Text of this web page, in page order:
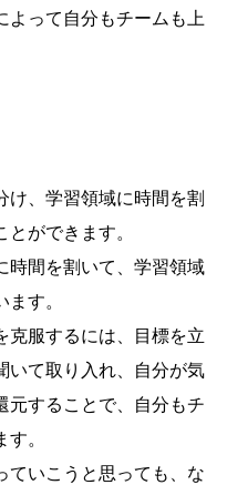
よって自分もチームも上
け、学習領域に時間を割
ができます。
時間を割いて、学習領域
す。
克服するには、目標を立
いて取り入れ、自分が気
元することで、自分もチ
。
ていこうと思っても、な